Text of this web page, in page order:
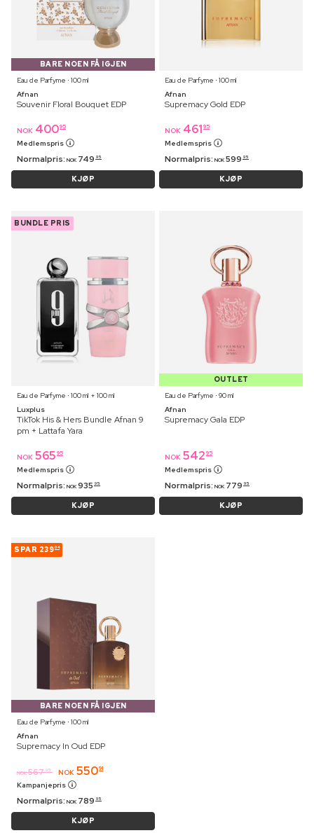
BARE NOEN FÅ IGJEN
Eau de Parfyme ⋅ 100 ml
Afnan
Souvenir Floral Bouquet EDP
NOK 40095
Medlemspris
Normalpris: NOK 749 95
KJØP
Eau de Parfyme ⋅ 100 ml
Afnan
Supremacy Gold EDP
NOK 461 95
Medlemspris
Normalpris: NOK 599 95
KJØP
BUNDLE PRIS
Eau de Parfyme ⋅ 100 ml + 100 ml
Luxplus
TikTok His & Hers Bundle Afnan 9
pm + Lattafa Yara
NOK 565 95
Medlemspris
Normalpris: NOK 935 95
KJØP
OUTLET
Eau de Parfyme ⋅ 90 ml
Afnan
Supremacy Gala EDP
NOK 542 95
Medlemspris
Normalpris: NOK 779 95
KJØP
SPAR 23904
BARE NOEN FÅ IGJEN
Eau de Parfyme ⋅ 100 ml
Afnan
Supremacy In Oud EDP
NOK 567 95 NOK 55091
Kampanjepris
Normalpris: NOK 789 95
KJØP